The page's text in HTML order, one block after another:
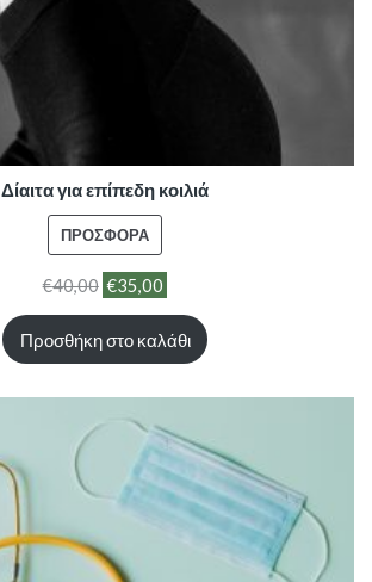
Δίαιτα για επίπεδη κοιλιά
ΠΡΟΣΦΟΡΆΠΡΟΪΌΝ
ΠΡΟΣΦΟΡΆ
€40,00 €35,00
Προσθήκη στο καλάθι